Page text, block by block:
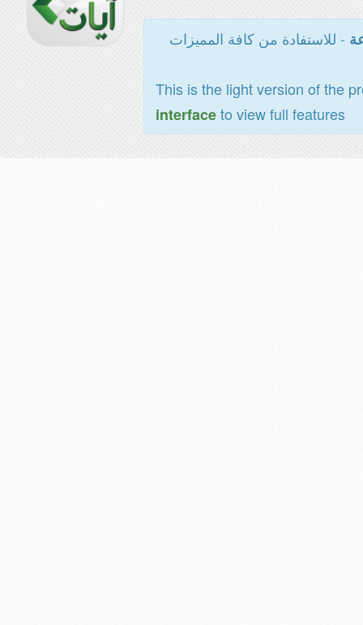
- للاستفادة من كافة المميزات
This is the light version of the
interfaceto view full features